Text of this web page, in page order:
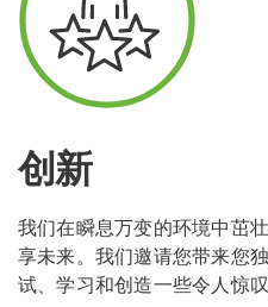
创新
我们在瞬息万变的环境中茁
享未来。我们邀请您带来您
试、学习和创造一些令人惊叹